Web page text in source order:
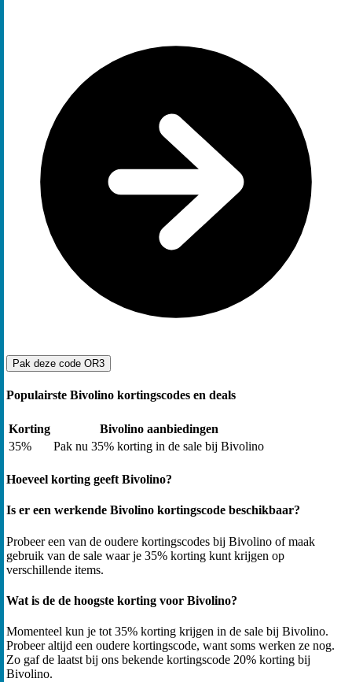
Pak deze code OR3
Populairste Bivolino kortingscodes en deals
Korting
Bivolino aanbiedingen
35%
Pak nu 35% korting in de sale bij Bivolino
Hoeveel korting geeft Bivolino?
Is er een werkende Bivolino kortingscode beschikbaar?
Probeer een van de oudere kortingscodes bij Bivolino of maak
gebruik van de sale waar je 35% korting kunt krijgen op
verschillende items.
Wat is de de hoogste korting voor Bivolino?
Momenteel kun je tot 35% korting krijgen in de sale bij Bivolino.
Probeer altijd een oudere kortingscode, want soms werken ze nog.
Zo gaf de laatst bij ons bekende kortingscode 20% korting bij
Bivolino.